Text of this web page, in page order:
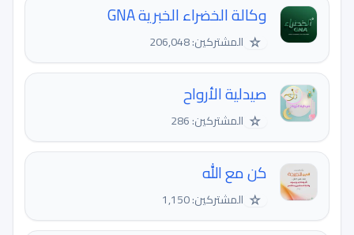
وكالة الخضراء الخبرية GNA
☆ المشتركين: 206,048
صيدلية الأرواح
☆ المشتركين: 286
كن مع الله
☆ المشتركين: 1,150